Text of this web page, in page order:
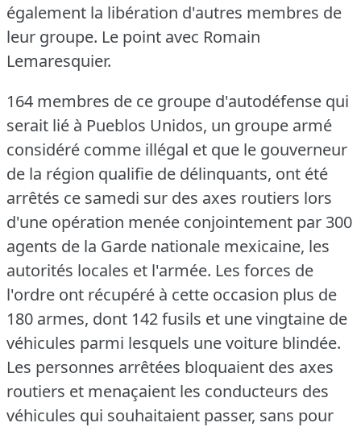
également la libération d'autres membres de
leur groupe. Le point avec Romain
Lemaresquier.
164 membres de ce groupe d'autodéfense qui
serait lié à Pueblos Unidos, un groupe armé
considéré comme illégal et que le gouverneur
de la région qualifie de délinquants, ont été
arrêtés ce samedi sur des axes routiers lors
d'une opération menée conjointement par 300
agents de la Garde nationale mexicaine, les
autorités locales et l'armée. Les forces de
l'ordre ont récupéré à cette occasion plus de
180 armes, dont 142 fusils et une vingtaine de
véhicules parmi lesquels une voiture blindée.
Les personnes arrêtées bloquaient des axes
routiers et menaçaient les conducteurs des
véhicules qui souhaitaient passer, sans pour